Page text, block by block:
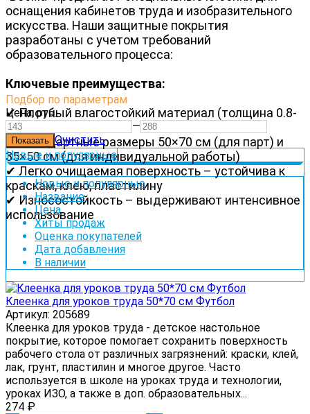
оснащения кабинетов труда и изобразительного
искусства. Наши защитные покрытия
разработаны с учетом требований
образовательного процесса:
Ключевые преимущества:
✔ Плотный влагостойкий материал (толщина 0.8-
1.2 мм)
✔ Стандартные размеры 50×70 см (для парт) и
35×50 см (для индивидуальной работы)
✔ Легко очищаемая поверхность – устойчива к
краскам, клею, пластилину
✔ Износостойкость – выдерживают интенсивное
использование
Подбор по параметрам
Цена,руб.
—
Очистить
Новые и популярные
Новые и популярные
Название
Цена
Хиты продаж
Оценка покупателей
Дата добавления
В наличии
Клеенка для уроков труда 50*70 см Футбол
Артикул: 205689
Клеенка для уроков труда - детское настольное
покрытие, которое помогает сохранить поверхность
рабочего стола от различных загрязнений: краски, клей,
лак, грунт, пластилин и многое другое. Часто
используется в школе на уроках труда и технологии,
уроках ИЗО, а также в доп. образовательных...
274 ₽